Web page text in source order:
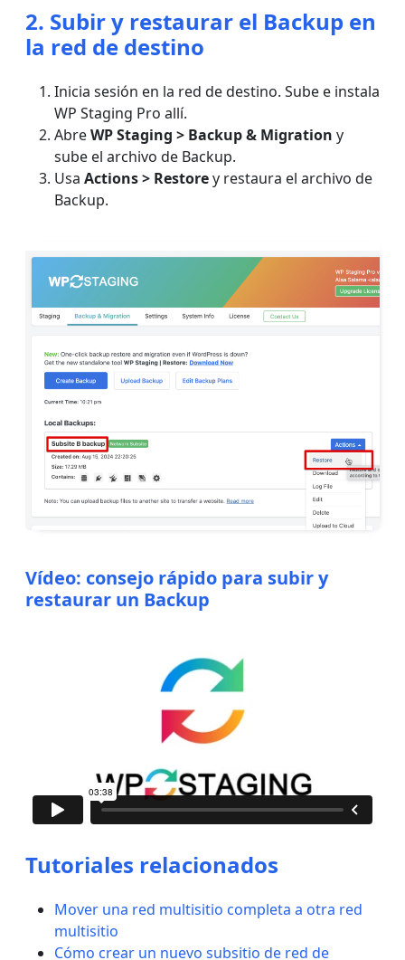
2. Subir y restaurar el Backup en
la red de destino
Inicia sesión en la red de destino. Sube e instala
WP Staging Pro allí.
AbreWP Staging > Backup & Migration y
sube el archivo de Backup.
Usa Actions > Restorey restaura el archivo de
Backup.
Vídeo: consejo rápido para subir y
restaurar un Backup
Tutoriales relacionados
Mover una red multisitio completa a otra red
multisitio
Cómo crear un nuevo subsitio de red de